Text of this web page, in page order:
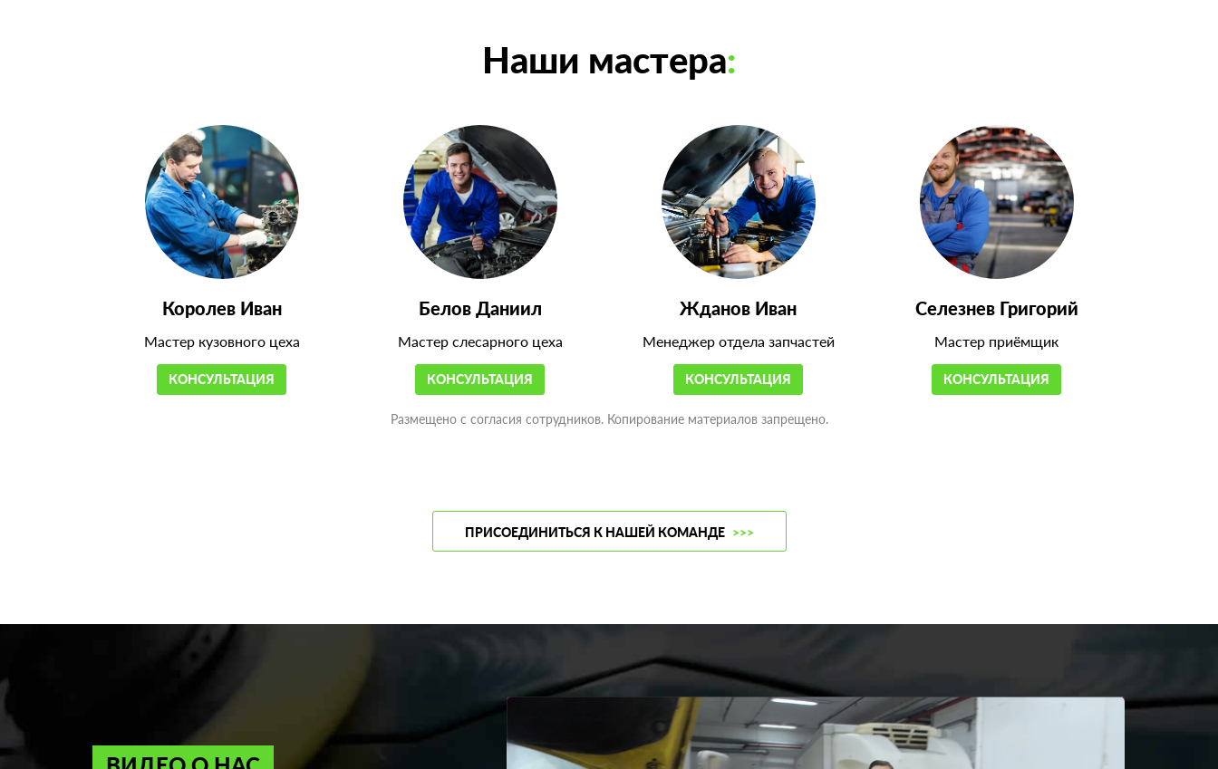
Наши мастера:
Королев Иван
Мастер кузовного цеха
КОНСУЛЬТАЦИЯ
Белов Даниил
Мастер слесарного цеха
КОНСУЛЬТАЦИЯ
Жданов Иван
Менеджер отдела запчастей
КОНСУЛЬТАЦИЯ
Селезнев Григорий
Мастер приёмщик
КОНСУЛЬТАЦИЯ
Размещено с согласия сотрудников. Копирование материалов запрещено.
ПРИСОЕДИНИТЬСЯ К НАШЕЙ КОМАНДЕ >>>